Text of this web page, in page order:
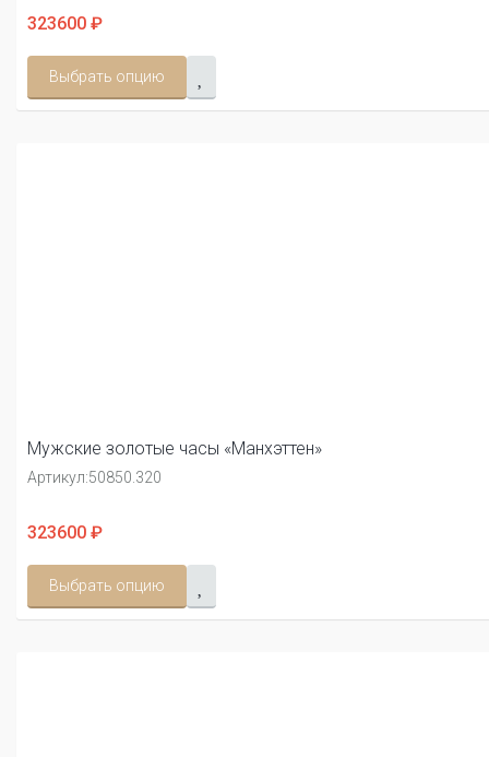
323600 ₽
Выбрать опцию
Мужские золотые часы «Манхэттен»
Артикул:50850.320
323600 ₽
Выбрать опцию